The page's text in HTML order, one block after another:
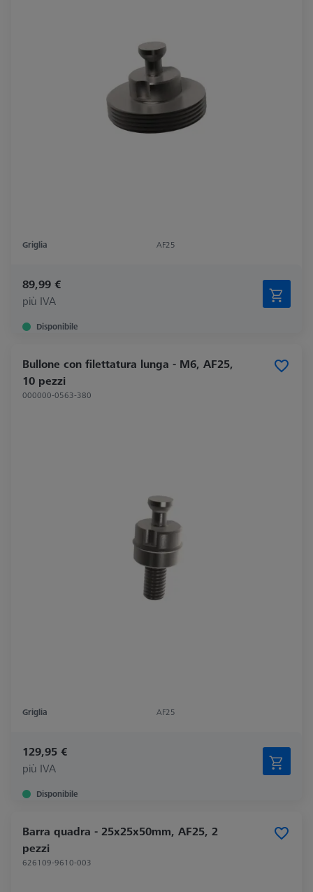
Griglia AF25
89,99 €
più IVA
Disponibile
Bullone con filettatura lunga - M6, AF25,
10 pezzi
000000-0563-380
Griglia AF25
129,95 €
più IVA
Disponibile
Barra quadra - 25x25x50mm, AF25, 2
pezzi
626109-9610-003